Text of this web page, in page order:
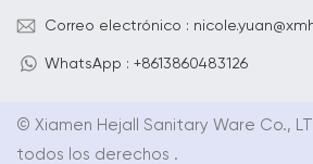
Correo electrónico :
WhatsApp : +8613860483126
© Xiamen Hejall Sanitary Ware Co.,
todos los derechos .